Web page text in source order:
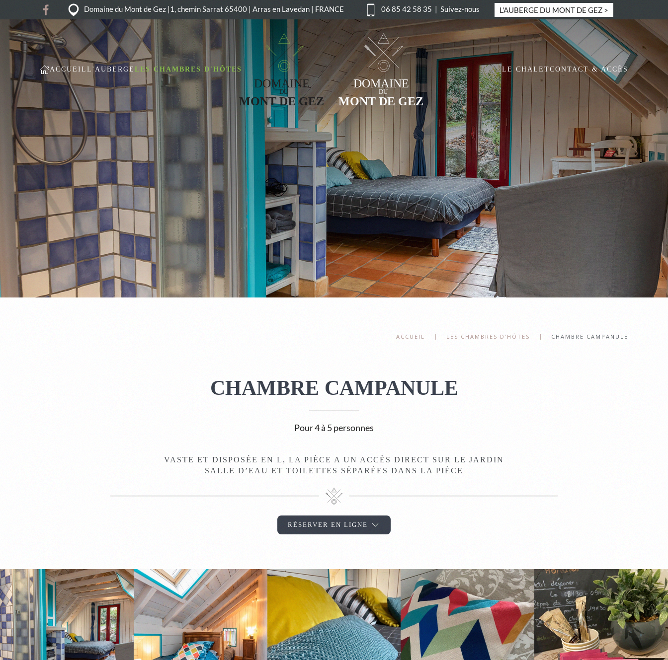
Accéder au contenu principal
Domaine du Mont de Gez |1, chemin Sarrat 65400 | Arras en Lavedan | FRANCE 06 85 42 58 35 | Suivez-nous L'AUBERGE DU MONT DE GEZ >
ACCUEIL L'AUBERGE LES CHAMBRES D'HÔTES LE CHALETCONTACT & ACCÈS
ACCUEIL LES CHAMBRES D'HÔTES CHAMBRE CAMPANULE
CHAMBRE CAMPANULE
Pour 4 à 5 personnes
VASTE ET DISPOSÉE EN L, LA PIÈCE A UN ACCÈS DIRECT SUR LE JARDIN
SALLE D’EAU ET TOILETTES SÉPARÉES DANS LA PIÈCE
RÉSERVER EN LIGNE